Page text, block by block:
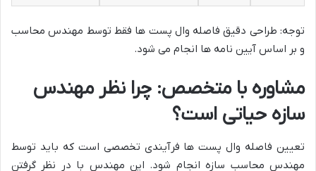
توجه: طراحی دقیق فاصله وال پست ها فقط توسط مهندس محاسب
و بر اساس آیین نامه ها انجام می شود.
مشاوره با متخصص: چرا نظر مهندس
سازه حیاتی است؟
تعیین فاصله وال پست ها فرآیندی تخصصی است که باید توسط
مهندس محاسب سازه انجام شود. این مهندس با در نظر گرفتن